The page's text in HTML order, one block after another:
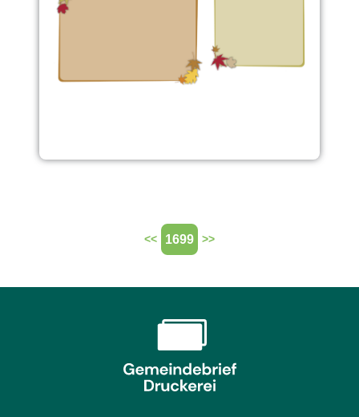
<< 1699 >>